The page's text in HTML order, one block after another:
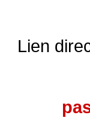
Lien